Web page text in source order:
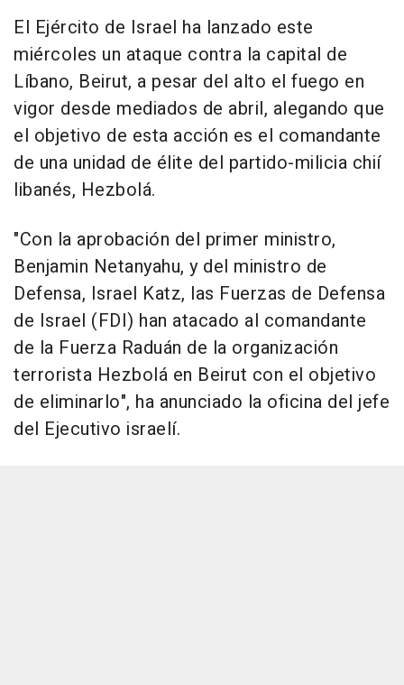
El Ejército de Israel ha lanzado este
miércoles un ataque contra la capital de
Líbano, Beirut, a pesar del alto el fuego en
vigor desde mediados de abril, alegando que
el objetivo de esta acción es el comandante
de una unidad de élite del partido-milicia chií
libanés, Hezbolá.
"Con la aprobación del primer ministro,
Benjamin Netanyahu, y del ministro de
Defensa, Israel Katz, las Fuerzas de Defensa
de Israel (FDI) han atacado al comandante
de la Fuerza Raduán de la organización
terrorista Hezbolá en Beirut con el objetivo
de eliminarlo", ha anunciado la oficina del jefe
del Ejecutivo israelí.